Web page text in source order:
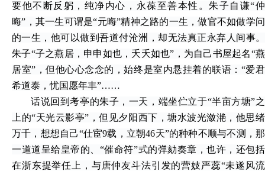
要他不断反躬，纯净内心，永葆至善本性。朱子自谦“仲
晦”，其一生可谓是“元晦”精神之路的一生，做官不如做学问
的一生，他可以做到吾道付沧洲，却无法真正永弃人间事。
朱子“子之燕居，申申如也，夭夭如也”，为自己书屋起名“燕
居室”，但他心心念念的，始终是室内悬挂着的联语：“爱君
希道泰，忧国愿年丰”……
话说回到考亭的朱子，一天，端坐伫立于“半亩方塘”之
上的“天光云影亭”，但见夕阳西下，塘水波光潋滟，他思绪
万千，想想自己“仕宦9载，立朝46天”的种种不顺与不测，那
一道道呈给皇帝的、“催命符”式的弹劾奏章，也许，还包括
在浙东提举任上，与唐仲友斗法引发的营妓严蕊“未遂风流